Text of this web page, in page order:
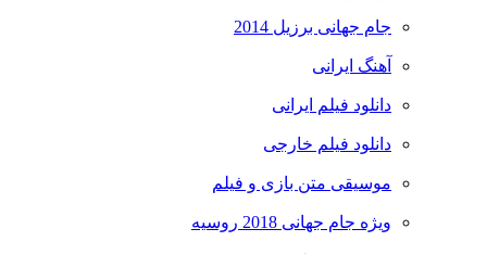
جام جهانی برزیل 2014
آهنگ ایرانی
دانلود فیلم ایرانی
دانلود فیلم خارجی
موسیقی متن بازی و فیلم
ویژه جام جهانی 2018 روسیه